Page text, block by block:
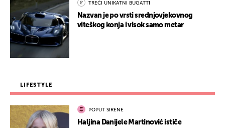
TREĆI UNIKATNI BUGATTI
Nazvan je po vrsti srednjovjekovnog
viteškog konja i visok samo metar
LIFESTYLE
POPUT SIRENE
Haljina Danijele Martinović ističe